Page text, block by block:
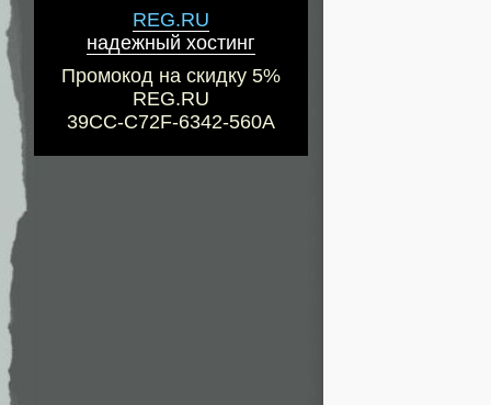
REG.RU
надежный хостинг
Промокод на скидку 5%
REG.RU
39CC-C72F-6342-560A